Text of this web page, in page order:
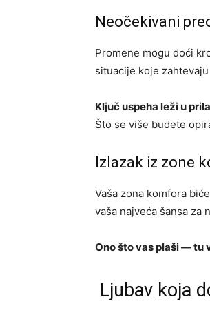
Neočekivani
Promene mogu doći
situacije koje
Ključ uspeha leži u
Što se više budete
Izlazak iz zone
Vaša zona komfora
vaša najveća šansa za
Ono što vas plaši — tu
Ljubav koja